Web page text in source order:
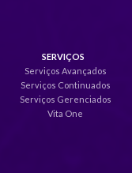
SERVIÇOS
Serviços Avançados
Serviços Continuados
Serviços Gerenciados
Vita One